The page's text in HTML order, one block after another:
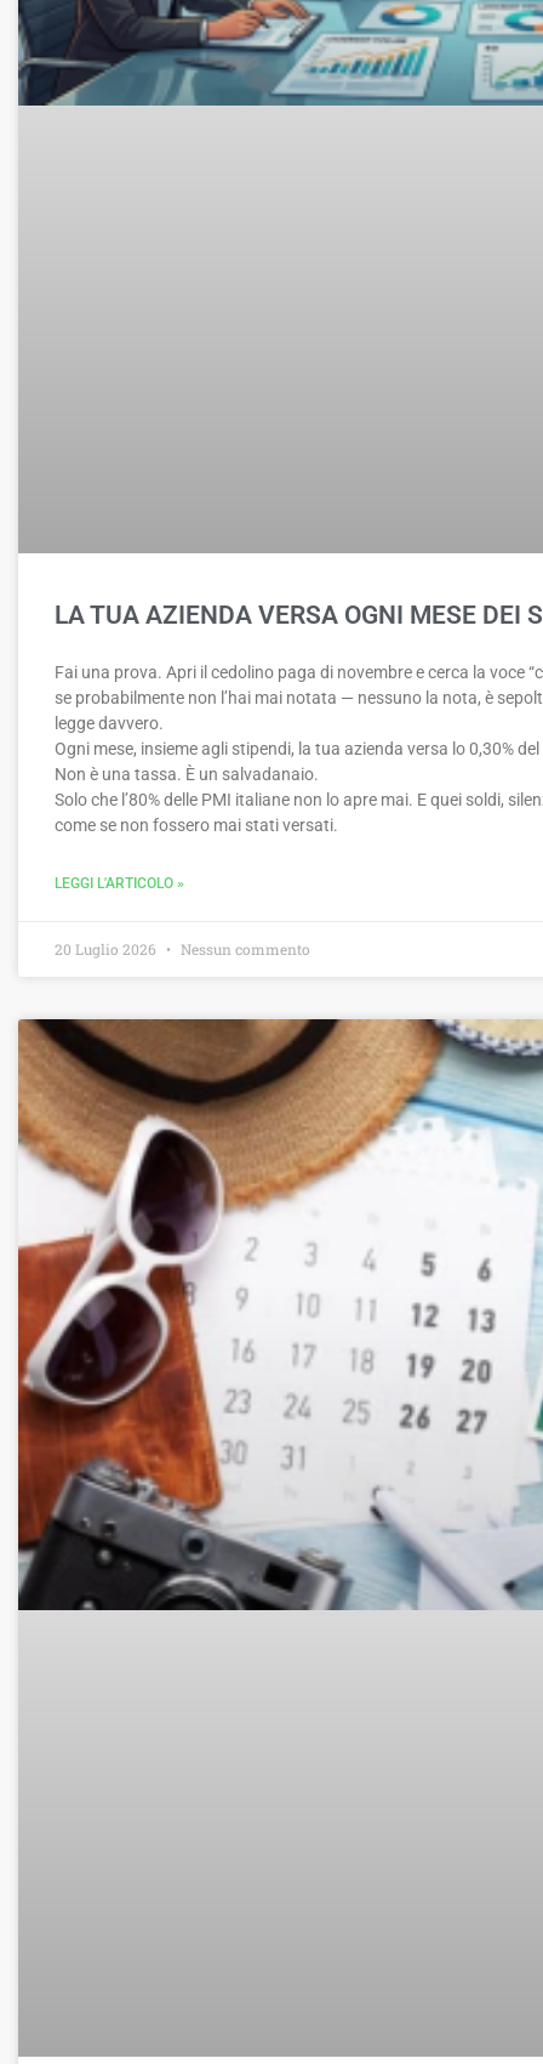
LA TUA AZIENDA VERSA OGNI MESE DEI
Fai una prova. Apri il cedolino paga di novembre e cerca la voce
se probabilmente non l’hai mai notata — nessuno la nota, è
legge davvero.
Ogni mese, insieme agli stipendi, la tua azienda versa lo 0,30%
Non è una tassa. È un salvadanaio.
Solo che l’80% delle PMI italiane non lo apre mai. E quei soldi,
come se non fossero mai stati versati.
LEGGI L'ARTICOLO »
20 Luglio 2026 Nessun commento